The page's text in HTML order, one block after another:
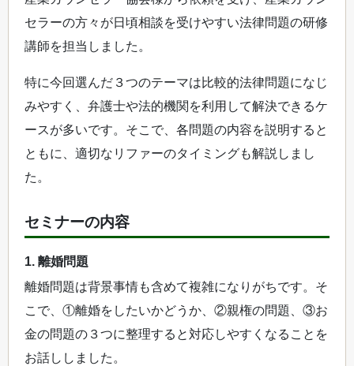
セラーの方々が日頃相談を受けやすい法律問題の研修
講師を担当しました。
特に今回選んだ３つのテーマは比較的法律問題になじ
みやすく、弁護士や法的機関を利用して解決できるケ
ースが多いです。そこで、各問題の内容を説明すると
ともに、適切なリファーのタイミングも解説しまし
た。
セミナーの内容
1. 離婚問題
離婚問題は背景事情も含めて複雑になりがちです。そ
こで、①離婚をしたいかどうか、②親権の問題、③お
金の問題の３つに整理すると対応しやすくなることを
お話ししました。